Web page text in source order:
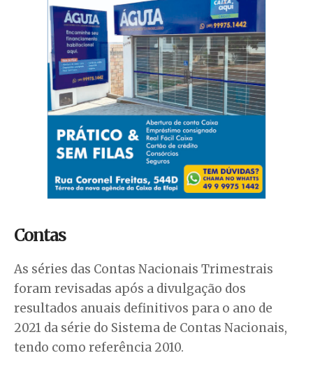
Contas
As séries das Contas Nacionais Trimestrais
foram revisadas após a divulgação dos
resultados anuais definitivos para o ano de
2021 da série do Sistema de Contas Nacionais,
tendo como referência 2010.